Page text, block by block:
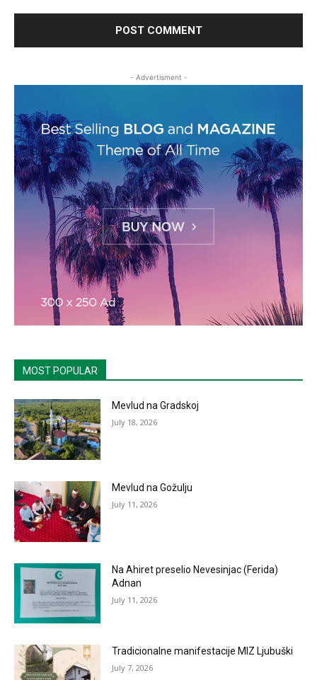
- Advertisment -
MOST POPULAR
Mevlud na Gradskoj
July 18, 2026
Mevlud na Gožulju
July 11, 2026
Na Ahiret preselio Nevesinjac (Ferida)
Adnan
July 11, 2026
Tradicionalne manifestacije MIZ Ljubuški
July 7, 2026